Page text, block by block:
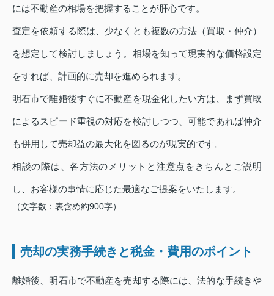
には不動産の相場を把握することが肝心です。
査定を依頼する際は、少なくとも複数の方法（買取・仲介）
を想定して検討しましょう。相場を知って現実的な価格設定
をすれば、計画的に売却を進められます。
明石市で離婚後すぐに不動産を現金化したい方は、まず買取
によるスピード重視の対応を検討しつつ、可能であれば仲介
も併用して売却益の最大化を図るのが現実的です。
相談の際は、各方法のメリットと注意点をきちんとご説明
し、お客様の事情に応じた最適なご提案をいたします。
（文字数：表含め約900字）
売却の実務手続きと税金・費用のポイント
離婚後、明石市で不動産を売却する際には、法的な手続きや